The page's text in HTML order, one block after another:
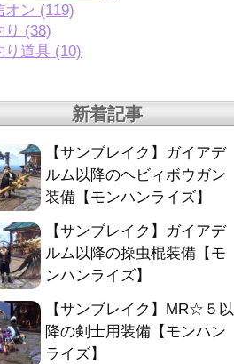
オン (119)
り (38)
り道具 (10)
新着記事
【サンブレイク】ガイアデ
ルム以降のヘビィボウガン
装備【モンハンライズ】
【サンブレイク】ガイアデ
ルム以降の操虫棍装備【モ
ンハンライズ】
【サンブレイク】MR☆５以
降の剣士用装備【モンハン
ライズ】